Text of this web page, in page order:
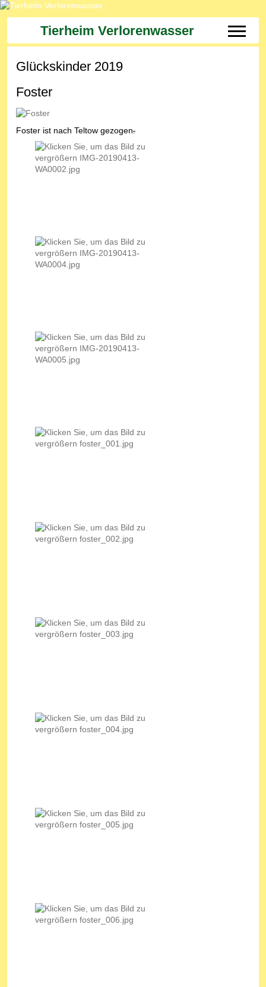
Tierheim Verlorenwasser Off-
Glückskinder 2019
Foster
Foster ist nach Teltow gezogen.